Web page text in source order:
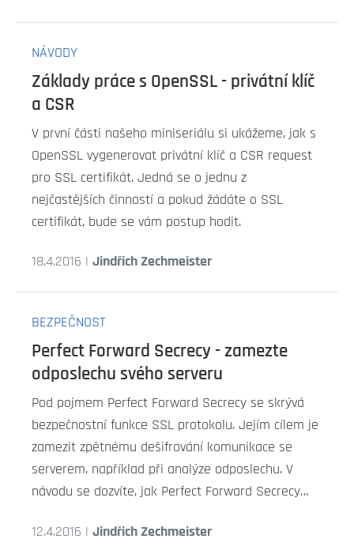
NÁVODY
Základy práce s OpenSSL - privátní klíč
a CSR
V první části našeho miniseriálu si ukážeme, jak s
OpenSSL vygenerovat privátní klíč a CSR request
pro SSL certifikát. Jedná se o jednu z
nejčastějších činností a pokud žádáte o SSL
certifikát, bude se vám postup hodit.
18.4.2016 | Jindřich Zechmeister
BEZPEČNOST
Perfect Forward Secrecy - zamezte
odposlechu svého serveru
Pod pojmem Perfect Forward Secrecy se skrývá
bezpečnostní funkce SSL protokolu. Jejím cílem je
zamezit zpětnému dešifrování komunikace se
serverem, například při analýze odposlechu. V
návodu se dozvíte, jak Perfect Forward Secrecy…
12.4.2016 | Jindřich Zechmeister